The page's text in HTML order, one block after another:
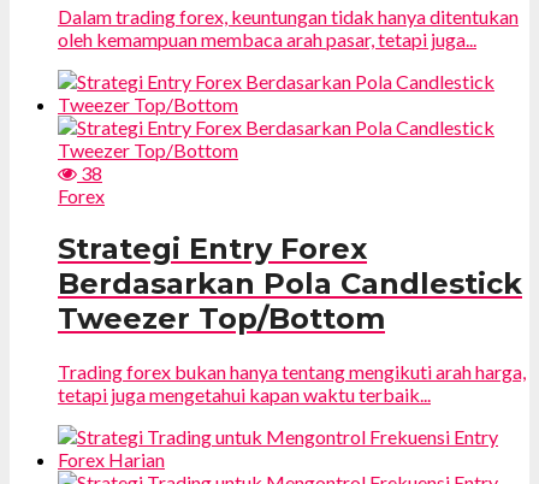
Dalam trading forex, keuntungan tidak hanya ditentukan
oleh kemampuan membaca arah pasar, tetapi juga...
38
Forex
Strategi Entry Forex
Berdasarkan Pola Candlestick
Tweezer Top/Bottom
Trading forex bukan hanya tentang mengikuti arah harga,
tetapi juga mengetahui kapan waktu terbaik...